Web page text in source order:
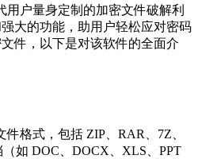
用户量身定制的加密文件破解利
大的功能，助用户轻松应对密码
件，以下是对该软件的全面介
件格式，包括 ZIP、RAR、7Z、
如 DOC、DOCX、XLS、PPT